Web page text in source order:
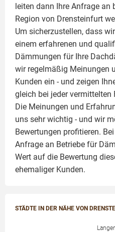
leiten dann Ihre Anfrage an
Region von Drensteinfurt
Um sicherzustellen, dass
einem erfahrenen und
Dämmungen für Ihre
wir regelmäßig Meinungen
Kunden ein - und zeigen
gleich bei jeder vermittelten
Die Meinungen und
uns sehr wichtig - und wir
Bewertungen profitieren.
Anfrage an Betriebe für
Wert auf die Bewertung
ehemaliger Kunden.
STÄDTE IN DER NÄHE VON